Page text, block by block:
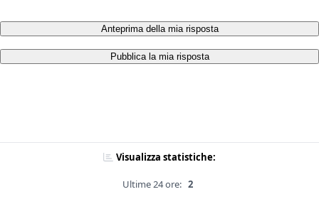
Anteprima della mia risposta
Pubblica la mia risposta
Visualizza statistiche:
Ultime 24 ore: 2